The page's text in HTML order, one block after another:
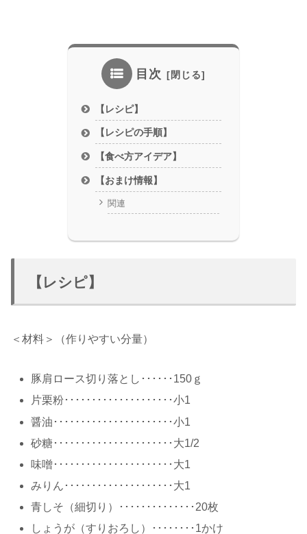
目次
【レシピ】
【レシピの手順】
【食べ方アイデア】
【おまけ情報】
関連
【レシピ】
＜材料＞（作りやすい分量）
豚肩ロース切り落とし･･････150ｇ
片栗粉････････････････････小1
醤油･･････････････････････小1
砂糖･･････････････････････大1/2
味噌･･････････････････････大1
みりん････････････････････大1
青しそ（細切り）･･････････････20枚
しょうが（すりおろし）････････1かけ